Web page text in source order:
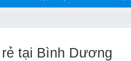
tại Bình Dương